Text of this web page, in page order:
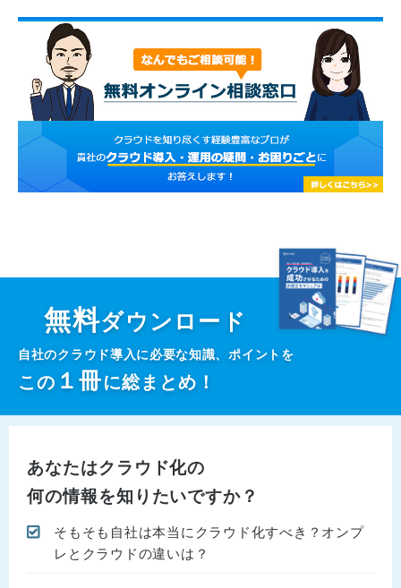
無料ダウンロード
自社のクラウド導入に必要な知識、ポイントを
この １冊に総まとめ！
あなたはクラウド化の
何の情報を知りたいですか？
そもそも自社は本当にクラウド化すべき？オンプ
レとクラウドの違いは？